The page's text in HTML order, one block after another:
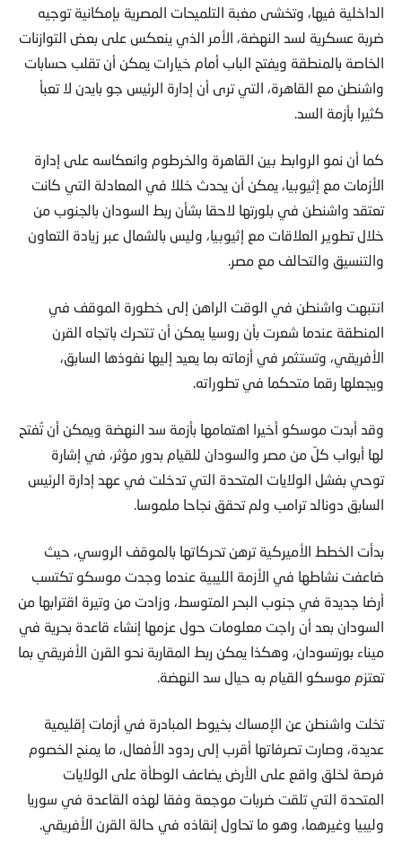
الداخلية فيها، وتخشى مغبة التلميحات المصرية بإمكانية توجيه
ضربة عسكرية لسد النهضة، الأمر الذي ينعكس على بعض التوازنات
الخاصة بالمنطقة ويفتح الباب أمام خيارات يمكن أن تقلب حسابات
واشنطن مع القاهرة، التي ترى أن إدارة الرئيس جو بايدن لا تعبأ
كثيرا بأزمة السد.
كما أن نمو الروابط بين القاهرة والخرطوم وانعكاسه على إدارة
الأزمات مع إثيوبيا، يمكن أن يحدث خللا في المعادلة التي كانت
تعتقد واشنطن في بلورتها لاحقا بشأن ربط السودان بالجنوب من
خلال تطوير العلاقات مع إثيوبيا، وليس بالشمال عبر زيادة التعاون
والتنسيق والتحالف مع مصر.
انتبهت واشنطن في الوقت الراهن إلى خطورة الموقف في
المنطقة عندما شعرت بأن روسيا يمكن أن تتحرك باتجاه القرن
الأفريقي، وتستثمر في أزماته بما يعيد إليها نفوذها السابق،
ويجعلها رقما متحكما في تطوراته.
وقد أبدت موسكو أخيرا اهتمامها بأزمة سد النهضة ويمكن أن تُفتح
لها أبواب كلّ من مصر والسودان للقيام بدور مؤثر، في إشارة
توحي بفشل الولايات المتحدة التي تدخلت في عهد إدارة الرئيس
السابق دونالد ترامب ولم تحقق نجاحا ملموسا.
بدأت الخطط الأميركية ترهن تحركاتها بالموقف الروسي، حيث
ضاعفت نشاطها في الأزمة الليبية عندما وجدت موسكو تكتسب
أرضا جديدة في جنوب البحر المتوسط، وزادت من وتيرة اقترابها من
السودان بعد أن راجت معلومات حول عزمها إنشاء قاعدة بحرية في
ميناء بورتسودان، وهكذا يمكن ربط المقاربة نحو القرن الأفريقي بما
تعتزم موسكو القيام به حيال سد النهضة.
تخلت واشنطن عن الإمساك بخيوط المبادرة في أزمات إقليمية
عديدة، وصارت تصرفاتها أقرب إلى ردود الأفعال، ما يمنح الخصوم
فرصة لخلق واقع على الأرض يضاعف الوطأة على الولايات
المتحدة التي تلقت ضربات موجعة وفقا لهذه القاعدة في سوريا
وليبيا وغيرهما، وهو ما تحاول إنقاذه في حالة القرن الأفريقي.